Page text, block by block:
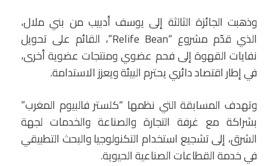
وذهبت الجائزة الثالثة إلى يوسف أدبيب من بني ملال،
الذي قدّم مشروع “Relife Bean”، القائم على تحويل
نفايات القهوة إلى فحم عضوي ومنتجات عضوية أخرى،
في إطار اقتصاد دائري يحترم البيئة ويعزز الاستدامة.
وتهدف المسابقة التي نظمها “كلستر فالبيوم المغرب”
بشراكة مع غرفة التجارة والصناعة والخدمات لجهة
الشرق، إلى تشجيع استخدام التكنولوجيا والبحث التطبيقي
في خدمة القطاعات الصناعية الحيوية.